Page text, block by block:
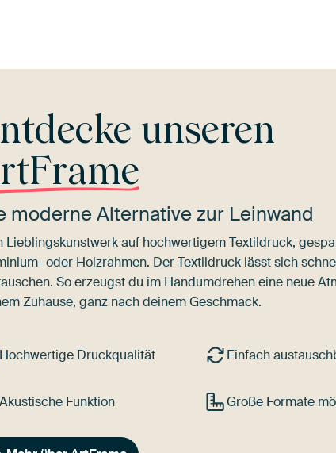
unseren
moderne Alternative zur Leinwand
Lieblingskunstwerk auf hochwertigem Textildruck,
oder Holzrahmen. Der Textildruck lässt sich
So erzeugst du im Handumdrehen eine neue
Zuhause, ganz nach deinem Geschmack.
Hochwertige Druckqualität Einfach
Funktion Große Formate